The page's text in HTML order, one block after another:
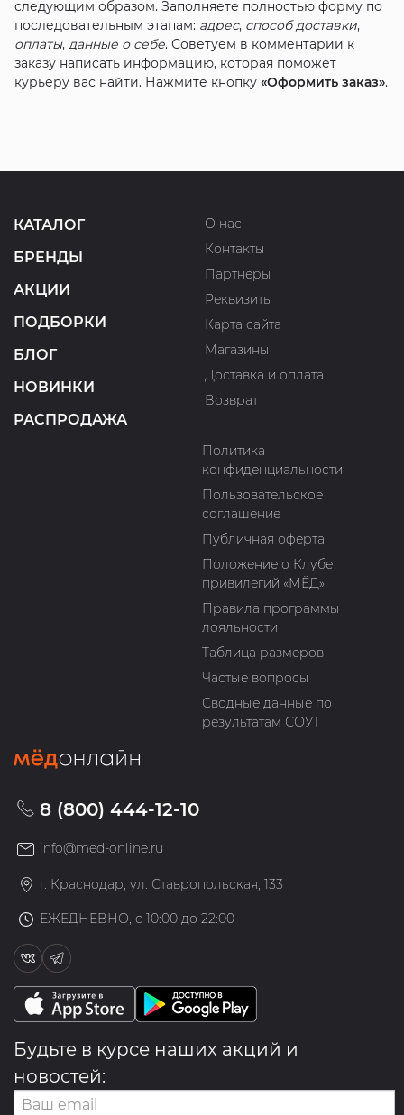
следующим образом. Заполняете полностью форму по
последовательным этапам: адрес, способ доставки,
оплаты, данные о себе. Советуем в комментарии к
заказу написать информацию, которая поможет
курьеру вас найти. Нажмите кнопку «Оформить заказ».
КАТАЛОГ
БРЕНДЫ
АКЦИИ
ПОДБОРКИ
БЛОГ
НОВИНКИ
РАСПРОДАЖА
О нас
Контакты
Партнеры
Реквизиты
Карта сайта
Магазины
Доставка и оплата
Возврат
Политика
конфиденциальности
Пользовательское
соглашение
Публичная оферта
Положение о Клубе
привилегий «МЁД»
Правила программы
лояльности
Таблица размеров
Частые вопросы
Сводные данные по
результатам СОУТ
8 (800) 444-12-10
info@med-online.ru
г. Краснодар, ул. Ставропольская, 133
ЕЖЕДНЕВНО, с 10:00 до 22:00
Будьте в курсе наших акций и
новостей: